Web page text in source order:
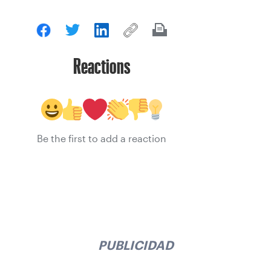
Reactions
Be the first to add a reaction
PUBLICIDAD